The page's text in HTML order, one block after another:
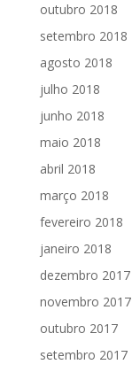
outubro 2018
setembro 2018
agosto 2018
julho 2018
junho 2018
maio 2018
abril 2018
março 2018
fevereiro 2018
janeiro 2018
dezembro 2017
novembro 2017
outubro 2017
setembro 2017